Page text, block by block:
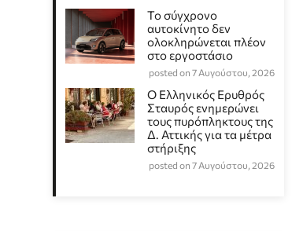
Το σύγχρονο
αυτοκίνητο δεν
ολοκληρώνεται πλέον
στο εργοστάσιο
posted on 7 Αυγούστου, 2026
Ο Ελληνικός Ερυθρός
Σταυρός ενημερώνει
τους πυρόπληκτους της
Δ. Αττικής για τα μέτρα
στήριξης
posted on 7 Αυγούστου, 2026